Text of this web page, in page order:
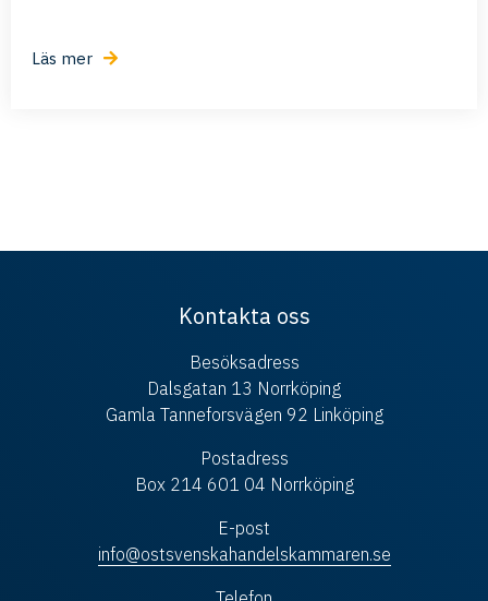
Läs mer
Kontakta oss
Besöksadress
Dalsgatan 13 Norrköping
Gamla Tanneforsvägen 92 Linköping
Postadress
Box 214 601 04 Norrköping
E-post
info@ostsvenskahandelskammaren.se